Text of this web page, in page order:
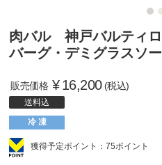
肉バル 神戸バルティ
バーグ・デミグラスソ
販売価格 ¥16,200 (税込)
送料込
冷 凍
獲得予定ポイント：75ポイント